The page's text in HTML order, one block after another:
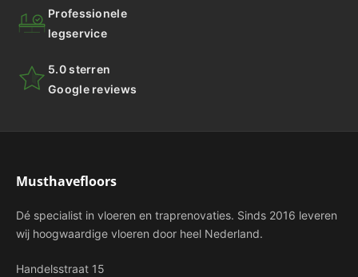
Professionele
legservice
5.0 sterren
Google reviews
Musthavefloors
Dé specialist in vloeren en traprenovaties. Sinds 2016 leveren
wij hoogwaardige vloeren door heel Nederland.
Handelsstraat 15